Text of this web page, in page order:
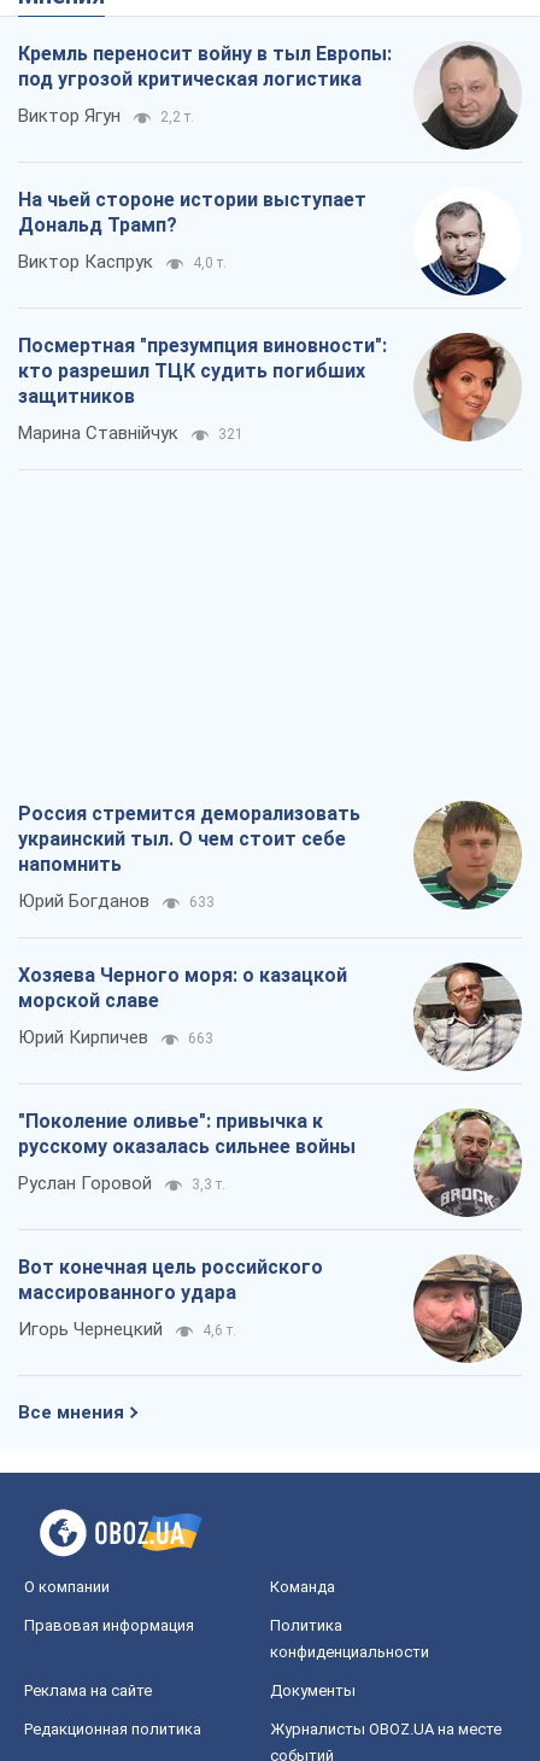
Кремль переносит войну в тыл Европы:
под угрозой критическая логистика
Виктор Ягун 2,2 т.
На чьей стороне истории выступает
Дональд Трамп?
Виктор Каспрук 4,0 т.
Посмертная "презумпция виновности":
кто разрешил ТЦК судить погибших
защитников
Марина Ставнійчук 321
Россия стремится деморализовать
украинский тыл. О чем стоит себе
напомнить
Юрий Богданов 633
Хозяева Черного моря: о казацкой
морской славе
Юрий Кирпичев 663
"Поколение оливье": привычка к
русскому оказалась сильнее войны
Руслан Горовой 3,3 т.
Вот конечная цель российского
массированного удара
Игорь Чернецкий 4,6 т.
Все мнения
О компании Команда
Правовая информация
Политика
конфиденциальности
Реклама на сайте Документы
Редакционная политика
Журналисты OBOZ.UA на месте
событий